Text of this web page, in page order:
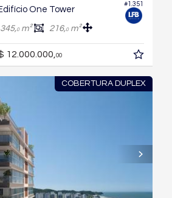
#1.351
One Tower
345,0m² 216,0m²
12.000.000, 00
COBERTURA DUPLEX